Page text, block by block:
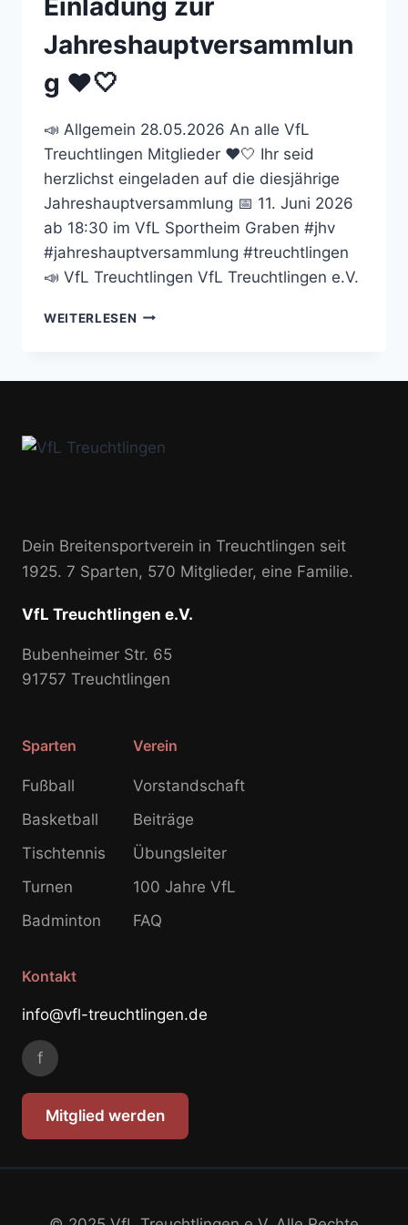
Jahreshauptversammlun
g ❤️🤍
📣 Allgemein 28.05.2026 An alle VfL
Treuchtlingen Mitglieder ❤️🤍 Ihr seid
herzlichst eingeladen auf die diesjährige
Jahreshauptversammlung 📅 11. Juni 2026
ab 18:30 im VfL Sportheim Graben #jhv
#jahreshauptversammlung #treuchtlingen
📣 VfL Treuchtlingen VfL Treuchtlingen e.V.
WEITERLESEN EINLADUNG
Dein Breitensportverein in Treuchtlingen seit
1925. 7 Sparten, 570 Mitglieder, eine Familie.
VfL Treuchtlingen e.V.
Bubenheimer Str. 65
91757 Treuchtlingen
Sparten
Fußball
Basketball
Tischtennis
Turnen
Badminton
Verein
Vorstandschaft
Beiträge
Übungsleiter
100 Jahre VfL
FAQ
Kontakt
info@vfl-treuchtlingen.de
f
Mitglied werden